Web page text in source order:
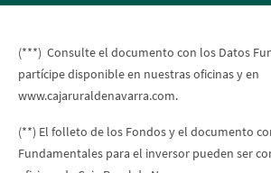
(***) Consulte el documento con los Datos
partícipe disponible en nuestras oficinas y en
www.cajaruraldenavarra.com.
(**) El folleto de los Fondos y el documento
Fundamentales para el inversor pueden ser